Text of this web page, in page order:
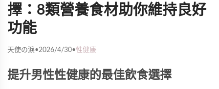
擇：8類營養食材助你維持良好
功能
天使の淚•2026/4/30•性健康
提升男性性健康的最佳飲食選擇